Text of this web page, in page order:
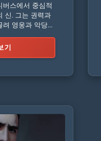
버스에서 중심적
신. 그는 권력과
려 영웅과 악당
기